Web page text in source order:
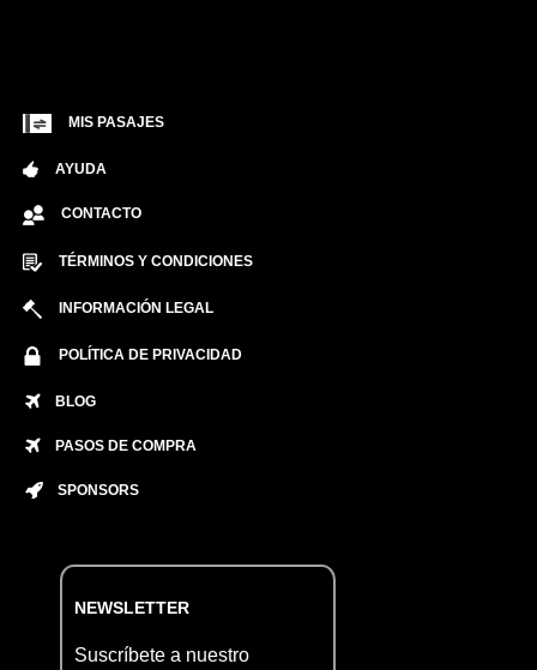
MIS PASAJES
AYUDA
CONTACTO
TÉRMINOS Y CONDICIONES
INFORMACIÓN LEGAL
POLÍTICA DE PRIVACIDAD
BLOG
PASOS DE COMPRA
SPONSORS
NEWSLETTER
Suscríbete a nuestro